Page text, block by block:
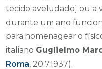
tecido aveludado) ou a
durante um ano
para homenagear o
italiano Guglielmo
Roma, 20.7.1937).